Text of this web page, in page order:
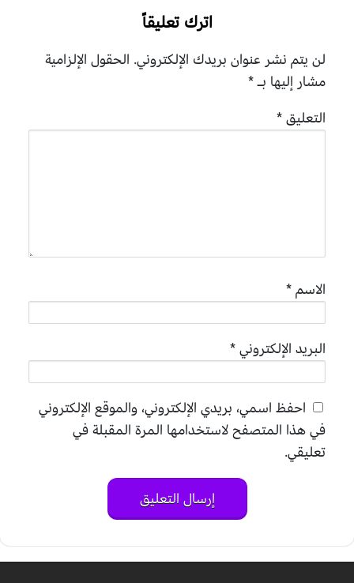
اترك تعليقاً
لن يتم نشر عنوان بريدك الإلكتروني. الحقول الإلزامية
مشار إليها بـ*
التعليق*
الاسم*
البريد الإلكتروني*
احفظ اسمي، بريدي الإلكتروني، والموقع الإلكتروني
في هذا المتصفح لاستخدامها المرة المقبلة في
تعليقي.